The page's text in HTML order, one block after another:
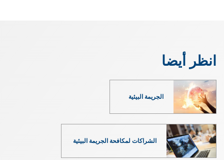
انظر أيضا
الجريمة البيئية
الشراكات لمكافحة الجريمة البيئية